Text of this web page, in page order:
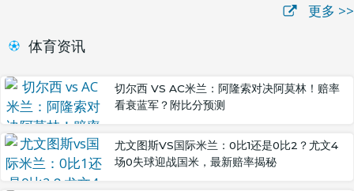
更多 >>
体育资讯
切尔西 VS AC米兰：阿隆索对决阿莫林！赔率
看衰蓝军？附比分预测
尤文图斯VS国际米兰：0比1还是0比2？尤文4
场0失球迎战国米，最新赔率揭秘